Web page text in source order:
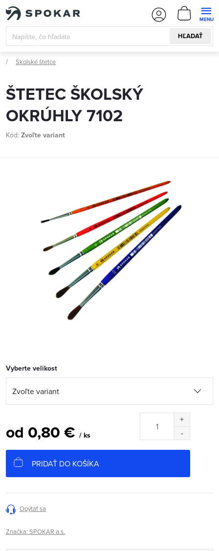
Prejsť
obsah
HĽADAŤ
KOŠÍK
Školské štetce
ŠTETEC ŠKOLSKÝ
OKRÚHLY 7102
Kód: Zvoľte variant
Vyberte velikost
od 0,80 € / ks
cena:
PRIDAŤ DO KOŠÍKA
Opýtať sa
Značka: SPOKAR a.s.